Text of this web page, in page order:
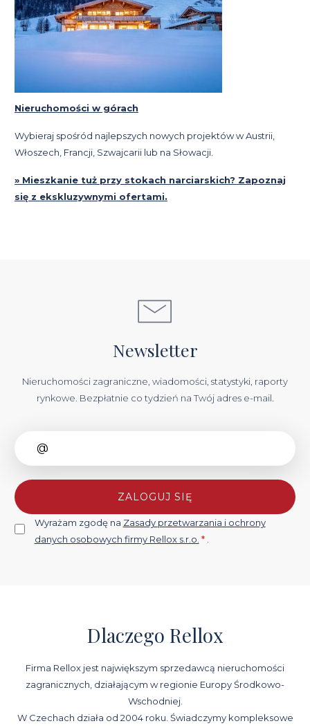
Nieruchomości w górach
Wybieraj spośród najlepszych nowych projektów w Austrii,
Włoszech, Francji, Szwajcarii lub na Słowacji.
» Mieszkanie tuż przy stokach narciarskich? Zapoznaj
się z ekskluzywnymi ofertami.
Newsletter
Nieruchomości zagraniczne, wiadomości, statystyki, raporty
rynkowe. Bezpłatnie co tydzień na Twój adres e-mail.
ZALOGUJ SIĘ
Wyrażam zgodę na Zasady przetwarzania i ochrony
danych osobowych firmy Rellox s.r.o. *
Dlaczego Rellox
Firma Rellox jest największym sprzedawcą nieruchomości
zagranicznych, działającym w regionie Europy Środkowo-
Wschodniej.
W Czechach działa od 2004 roku. Świadczymy kompleksowe